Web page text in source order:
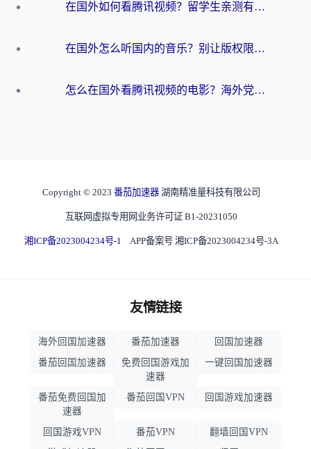
在国外如何看腾讯视频？留学生亲测有效的回国加速方案
在国外怎么听国内的音乐？别让版权限制断了你的华语歌单
怎么在国外看腾讯视频的电影？海外党亲测有效的回国加速指南
Copyright © 2023 番茄加速器 湖南精准量科技有限公司
互联网虚拟专用网业务许可证 B1-20231050
湘ICP备2023004234号-1 APP备案号 湘ICP备2023004234号-3A
友情链接
海外回国加速器 番茄加速器
回国加速器
番茄回国加速器
免费回国游戏加
速器
一键回国加速器
番茄免费回国加
速器
番茄回国VPN 回国游戏加速器
回国游戏VPN 番茄VPN
翻墙回国VPN